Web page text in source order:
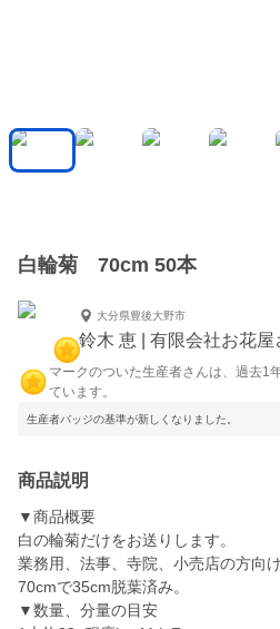
白輪菊 70cm 50本
大分県豊後大野市
鈴木 恵 | 有限会社お花屋
マークのついた生産者さんは、過去1
ています。
生産者バッジの基準が新しくなりました。
商品説明
▼商品概要
白の輪菊だけをお送りします。
業務用、法事、寺院、小売店の方向け
70cmで35cm脱葉済み。
▼数量、分量の目安